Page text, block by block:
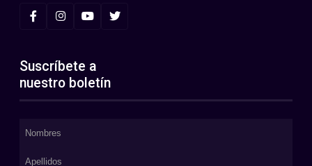
Suscríbete a
nuestro boletín